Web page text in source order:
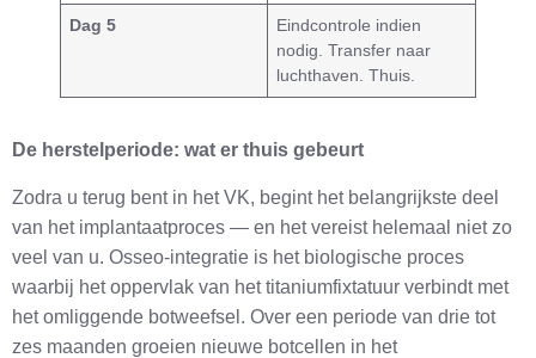
Dag 5
Eindcontrole indien
nodig. Transfer naar
luchthaven. Thuis.
De herstelperiode: wat er thuis gebeurt
Zodra u terug bent in het VK, begint het belangrijkste deel
van het implantaatproces — en het vereist helemaal niet zo
veel van u. Osseo-integratie is het biologische proces
waarbij het oppervlak van het titaniumfixtatuur verbindt met
het omliggende botweefsel. Over een periode van drie tot
zes maanden groeien nieuwe botcellen in het